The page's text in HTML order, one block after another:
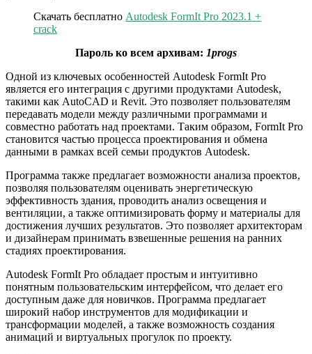
Скачать бесплатно Autodesk FormIt Pro 2023.1 +
crack
Пароль ко всем архивам: 1progs
Одной из ключевых особенностей Autodesk FormIt Pro
является его интеграция с другими продуктами Autodesk,
такими как AutoCAD и Revit. Это позволяет пользователям
передавать модели между различными программами и
совместно работать над проектами. Таким образом, FormIt Pro
становится частью процесса проектирования и обмена
данными в рамках всей семьи продуктов Autodesk.
Программа также предлагает возможности анализа проектов,
позволяя пользователям оценивать энергетическую
эффективность здания, проводить анализ освещения и
вентиляции, а также оптимизировать форму и материалы для
достижения лучших результатов. Это позволяет архитекторам
и дизайнерам принимать взвешенные решения на ранних
стадиях проектирования.
Autodesk FormIt Pro обладает простым и интуитивно
понятным пользовательским интерфейсом, что делает его
доступным даже для новичков. Программа предлагает
широкий набор инструментов для модификации и
трансформации моделей, а также возможность создания
анимаций и виртуальных прогулок по проекту.